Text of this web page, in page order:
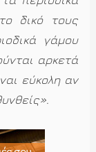
δικό τους
γάμου
αρκετά
εύκολη αν
.